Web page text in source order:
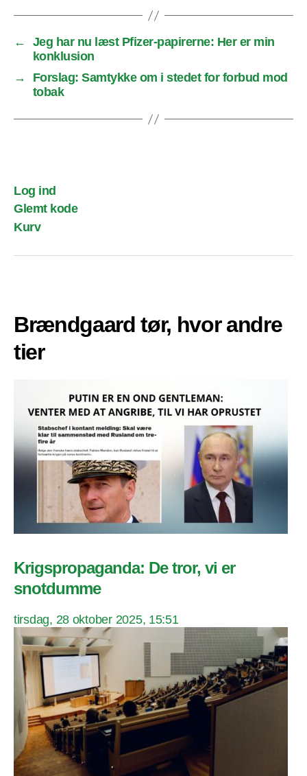
←
Jeg har nu læst Pfizer-papirerne: Her er min
konklusion
→
Forslag: Samtykke om i stedet for forbud mod
tobak
Log ind
Glemt kode
Kurv
Brændgaard tør, hvor andre
tier
Krigspropaganda: De tror, vi er
snotdumme
tirsdag, 28 oktober 2025, 15:51